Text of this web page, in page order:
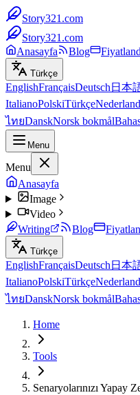
Story321.com
Story321.com
Anasayfa
Blog
Türkçe
EnglishFrançaisDeutsch 日本
ItalianoPolskiTürkçe
ไทยDanskNorsk bokmål
Menu
Menu
Anasayfa
Image
Video
Writing
Blog
Türkçe
EnglishFrançaisDeutsch 日本
ItalianoPolskiTürkçe
ไทยDanskNorsk bokmål
Home
Tools
Senaryolarınızı Yapay